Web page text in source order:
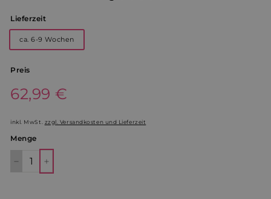
Lieferzeit
ca. 6-9 Wochen
Preis
Normaler
Preis
62,99 €
€
inkl. MwSt. zzgl. Versandkosten und Lieferzeit
Menge